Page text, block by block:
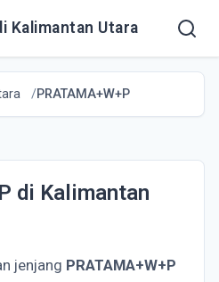
Kalimantan Utara
PRATAMA+W+P
di Kalimantan
jenjang PRATAMA+W+P